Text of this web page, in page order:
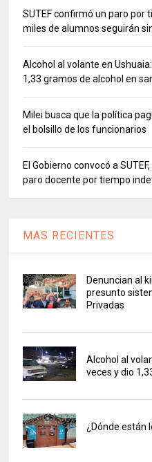
SUTEF confirmó un paro por
miles de alumnos seguirán
Alcohol al volante en
1,33 gramos de alcohol en
Milei busca que la política
el bolsillo de los funcionarios
El Gobierno convocó a
paro docente por tiempo
MAS RECIENTES
Denuncian al
presunto
Privadas
Alcohol al
veces y dio
¿Dónde están